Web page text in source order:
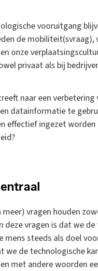
vooruitgang
de
onze
privaat als bij
naar een
datainformatie te
effectief ingezet
meer) vragen houden
deze vragen is dat we
mens steeds als doel
we de technologische
met andere woorden